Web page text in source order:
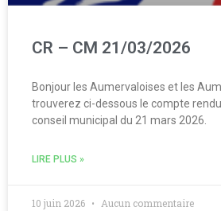
CR – CM 21/03/2026
Bonjour les Aumervaloises et les
trouverez ci-dessous le compte
conseil municipal du 21 mars 2026.
LIRE PLUS »
10 juin 2026 Aucun commentaire